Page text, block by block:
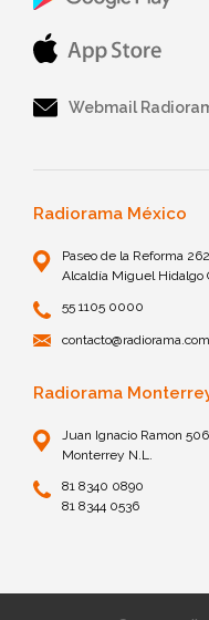
Webmail
Radiorama México
Paseo de la Reforma
Alcaldía Miguel Hidalgo
55 1105 0000
Radiorama
Juan Ignacio Ramon
Monterrey N.L.
81 8340 0890
81 8344 0536